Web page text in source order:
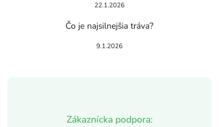
Zákaznícka podpora:
22.1.2026
Čo je najsilnejšia tráva?
9.1.2026